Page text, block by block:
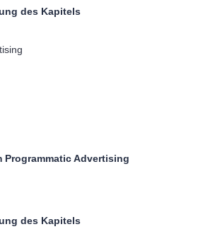
des Kapitels
Programmatic Advertising
des Kapitels